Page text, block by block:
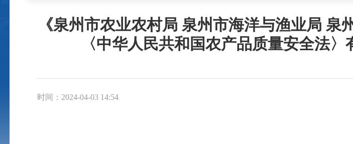
《泉州市农业农村局 泉州市海洋与渔业局
〈中华人民共和国农产品质量安全法
时间：2024-04-03 14:54